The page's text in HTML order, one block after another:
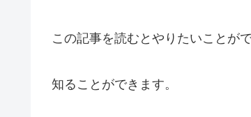
この記事を読むとやりたいことが
知ることができます。